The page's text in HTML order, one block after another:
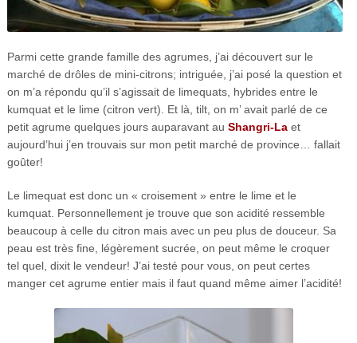
Parmi cette grande famille des agrumes, j’ai découvert sur le
marché de drôles de mini-citrons; intriguée, j’ai posé la question et
on m’a répondu qu’il s’agissait de limequats, hybrides entre le
kumquat et le lime (citron vert). Et là, tilt, on m’ avait parlé de ce
petit agrume quelques jours auparavant au Shangri-Laet
aujourd’hui j’en trouvais sur mon petit marché de province… fallait
goûter!
Le limequat est donc un « croisement » entre le lime et le
kumquat. Personnellement je trouve que son acidité ressemble
beaucoup à celle du citron mais avec un peu plus de douceur. Sa
peau est très fine, légèrement sucrée, on peut même le croquer
tel quel, dixit le vendeur! J’ai testé pour vous, on peut certes
manger cet agrume entier mais il faut quand même aimer l’acidité!